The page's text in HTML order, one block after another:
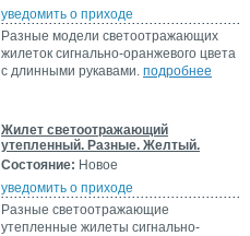
уведомить о приходе
Разные модели светоотражающих
жилеток сигнально-оранжевого цвета
с длинными рукавами. подробнее
Жилет светоотражающий
утепленный. Разные. Желтый.
Состояние: Новое
уведомить о приходе
Разные светоотражающие
утепленные жилеты сигнально-